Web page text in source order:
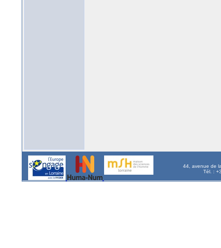
44, avenue de
Tél. :